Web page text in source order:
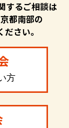
するご相談は
都南部の
さい。
方